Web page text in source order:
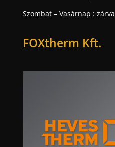
Szombat – Vasárnap : zárva
FOXtherm Kft.